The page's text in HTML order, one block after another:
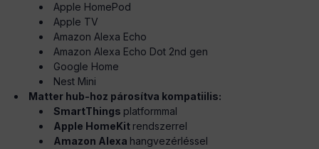
Apple HomePod
Apple TV
Amazon Alexa Echo
Amazon Alexa Echo Dot 2nd gen
Google Home
Nest Mini
Matter hub-hoz párosítva kompatiilis:
SmartThings platformmal
Apple HomeKit rendszerrel
Amazon Alexa hangvezérléssel